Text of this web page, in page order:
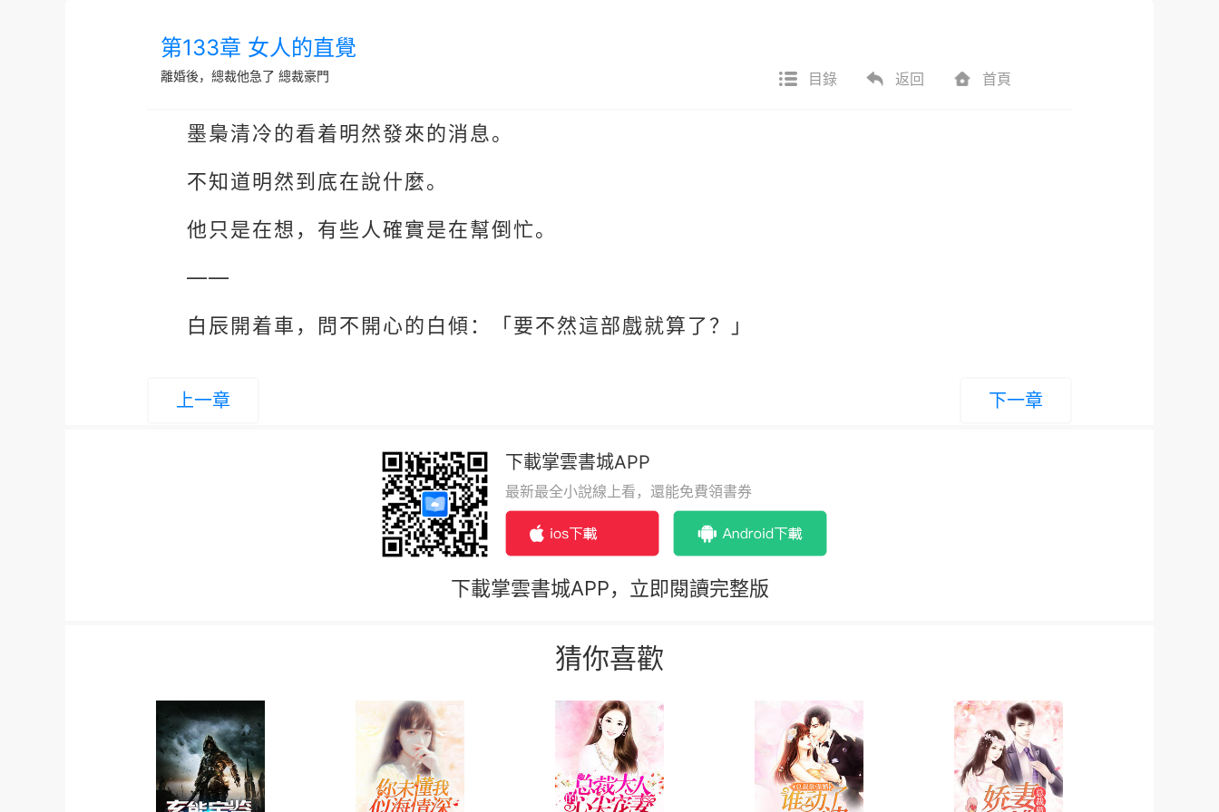
第133章 女人的直覺
離婚後，總裁他急了 總裁豪門 目錄 返回 首頁
墨梟清冷的看着明然發來的消息。
不知道明然到底在說什麼。
他只是在想，有些人確實是在幫倒忙。
——
白辰開着車，問不開心的白傾：「要不然這部戲就算了？」
上一章 下一章
下載掌雲書城APP
最新最全小說線上看，還能免費領書券
下載掌雲書城APP，立即閱讀完整版
猜你喜歡